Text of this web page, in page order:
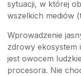
sytuacji, w której
wszelkich mediów
Wprowadzenie
zdrowy ekosystem
jest owocem
procesora. Nie